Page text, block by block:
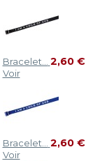
Bracelet... 2,60 €
Voir
Bracelet... 2,60 €
Voir